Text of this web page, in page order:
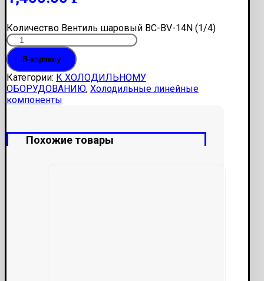
Количество Вентиль шаровый BC-BV-14N (1/4)
В корзину
Категории: К ХОЛОДИЛЬНОМУ
ОБОРУДОВАНИЮ, Холодильные линейные
компоненты
Похожие товары